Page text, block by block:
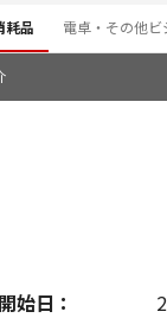
耗品 電卓・その他
始日：